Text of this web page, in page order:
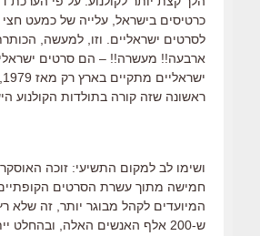
כרטיסים בישראל, עלייה של כמעט
לסרטים ישראליים. וזו, למעשה,
ארבעה!! מעשרה!! – הם סרטים
ראשונה שזה קורה בתולדות הקולנוע
ושימו לב למקום התשיעי: זוכה
חמישה מתוך עשרת הסרטים
המיועדים לקהל מבוגר יותר, זה שלא